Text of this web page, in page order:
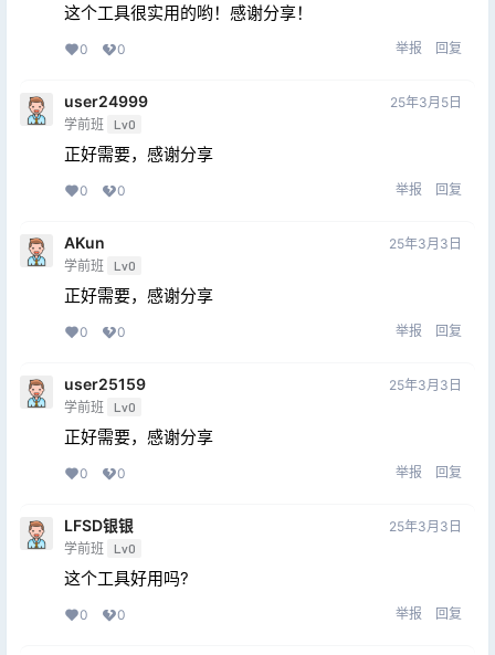
这个工具很实用的哟！感谢分享！
0 0 举报 回复
user24999
学前班 Lv0
25年3月5日
正好需要，感谢分享
0 0 举报 回复
AKun
学前班 Lv0
25年3月3日
正好需要，感谢分享
0 0 举报 回复
user25159
学前班 Lv0
25年3月3日
正好需要，感谢分享
0 0 举报 回复
LFSD银银
学前班 Lv0
25年3月3日
这个工具好用吗?
0 0 举报 回复